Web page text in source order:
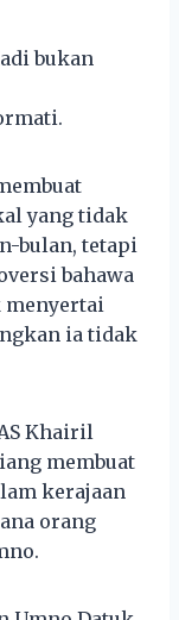
bukan
yang tidak
bulan, tetapi
bahawa
menyertai
ia tidak
Khairil
membuat
kerajaan
orang